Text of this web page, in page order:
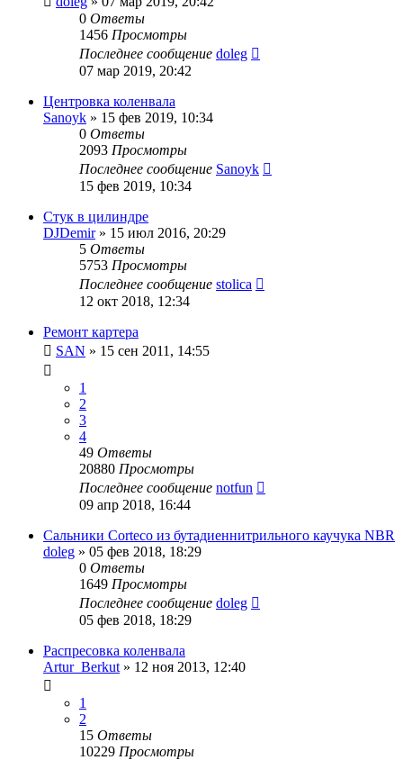
0 Ответы
1456 Просмотры
Последнее сообщение doleg
07 мар 2019, 20:42
Центровка коленвала
Sanoyk » 15 фев 2019, 10:34
0 Ответы
2093 Просмотры
Последнее сообщение Sanoyk
15 фев 2019, 10:34
Стук в цилиндре
DJDemir» 15 июл 2016, 20:29
5 Ответы
5753 Просмотры
Последнее сообщение stolica
12 окт 2018, 12:34
Ремонт картера
SAN » 15 сен 2011, 14:55
1
2
3
4
49 Ответы
20880 Просмотры
Последнее сообщение notfun
09 апр 2018, 16:44
Сальники Corteco из бутадиеннитрильного каучука NBR
doleg » 05 фев 2018, 18:29
0 Ответы
1649 Просмотры
Последнее сообщение doleg
05 фев 2018, 18:29
Распресовка коленвала
Artur_Berkut » 12 ноя 2013, 12:40
1
2
15 Ответы
10229 Просмотры